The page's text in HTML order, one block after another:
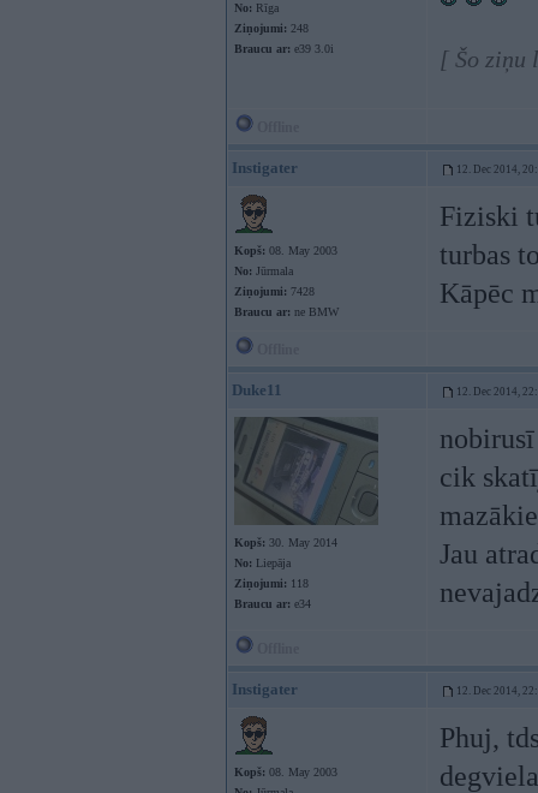
No: Rīga
Ziņojumi: 248
Braucu ar: e39 3.0i [ Šo ziņu
Instigater 12. Dec 2014,
Kopš: 08. May 2003
No: Jūrmala
Ziņojumi: 7428
Braucu ar: ne BMW
Fiziski
turbas
Kāpēc
Duke11 12. Dec 2014,
Kopš: 30. May 2014
No: Liepāja
Ziņojumi: 118
Braucu ar: e34
cik
Jau
Instigater 12. Dec 2014,
Kopš: 08. May 2003
Phuj,